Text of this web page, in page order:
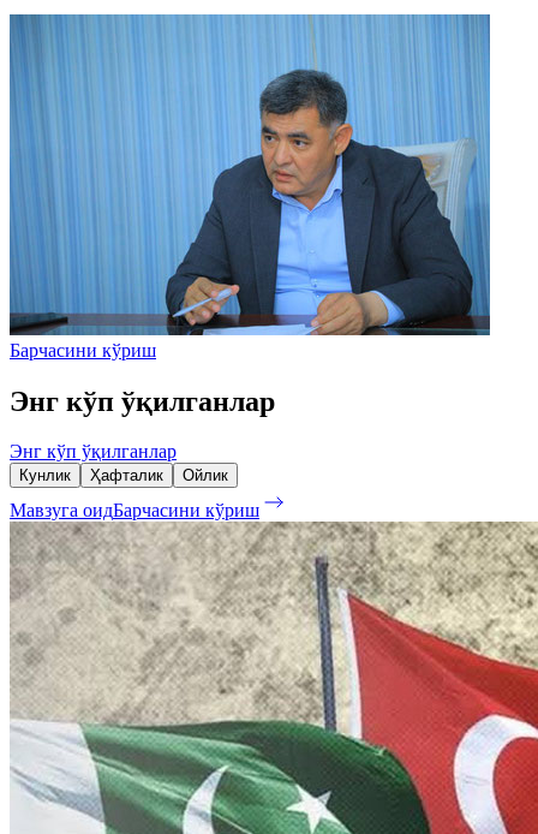
Барчасини кўриш
Энг кўп ўқилганлар
Энг кўп ўқилганлар
Кунлик Ҳафталик Ойлик
Мавзуга оидБарчасини кўриш